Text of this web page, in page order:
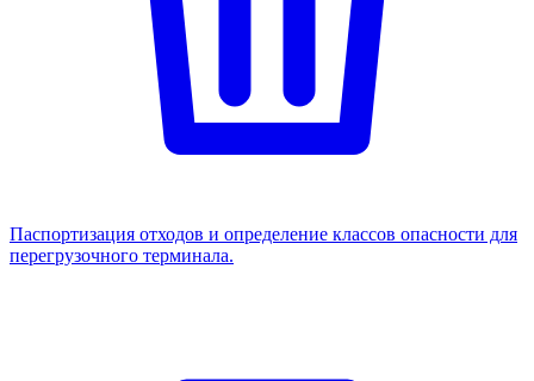
Паспортизация отходов и определение классов опасности для
перегрузочного терминала.